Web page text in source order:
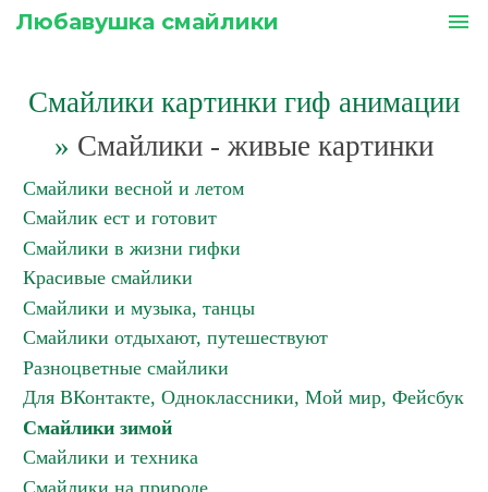
Любавушка смайлики menu
Смайлики картинки гиф анимации
» Смайлики - живые картинки
Смайлики весной и летом
Смайлик ест и готовит
Смайлики в жизни гифки
Красивые смайлики
Смайлики и музыка, танцы
Смайлики отдыхают, путешествуют
Разноцветные смайлики
Для ВКонтакте, Одноклассники, Мой мир, Фейсбук
Смайлики зимой
Смайлики и техника
Смайлики на природе